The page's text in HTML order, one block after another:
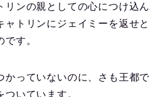
リンの親としての心につけ込ん
ャトリンにジェイミーを返せと
す。
かっていないのに、さも王都で
いています。